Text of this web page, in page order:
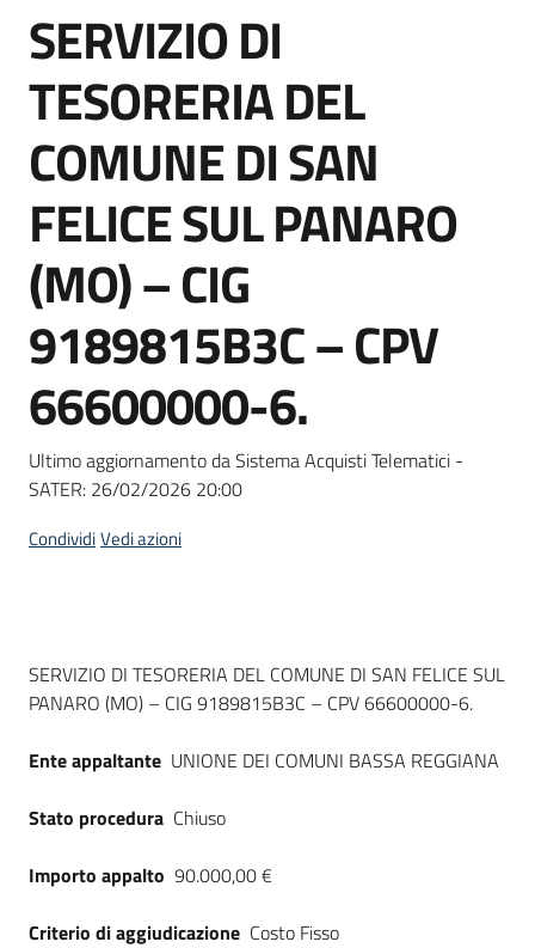
Bandi
e
Supporto
Piattaforme
telematiche
English
Seguici
su
Salta al contenuto
SERVIZIO DI
TESORERIA DEL
COMUNE DI SAN
FELICE SUL PANARO
(MO) – CIG
9189815B3C – CPV
66600000-6.
Ultimo aggiornamento da Sistema Acquisti Telematici -
SATER: 26/02/2026 20:00
CondividiVedi azioni
Dati del bando
SERVIZIO DI TESORERIA DEL COMUNE DI SAN FELICE SUL
PANARO (MO) – CIG 9189815B3C – CPV 66600000-6.
Ente appaltante UNIONE DEI COMUNI BASSA REGGIANA
Stato procedura Chiuso
Importo appalto 90.000,00 €
Criterio di aggiudicazione Costo Fisso